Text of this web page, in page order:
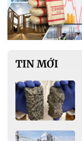
TIN MỚI